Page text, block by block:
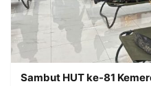
Sambut HUT ke-81